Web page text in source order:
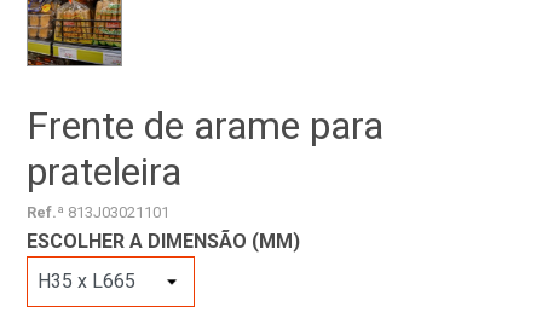
Frente de arame para
prateleira
Ref.ª 813J03021101
ESCOLHER A DIMENSÃO (MM)